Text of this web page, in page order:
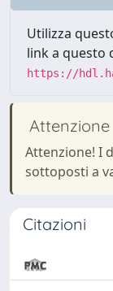
Utilizza
link a questo
https://
Attenzione
Attenzione! I
sottoposti a
Citazioni